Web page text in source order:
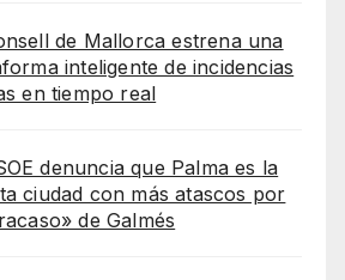
de Mallorca estrena una
inteligente de incidencias
en tiempo real
denuncia que Palma es la
ciudad con más atascos por
de Galmés